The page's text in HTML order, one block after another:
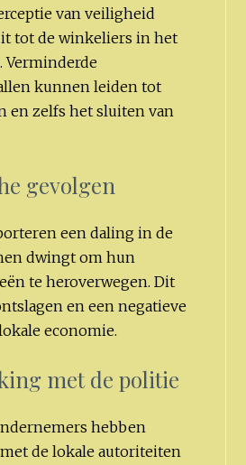
van veiligheid
tot de winkeliers in het
kunnen leiden tot
en zelfs het sluiten van
gevolgen
een daling in de
dwingt om hun
te heroverwegen. Dit
en een negatieve
economie.
met de politie
hebben
de lokale autoriteiten